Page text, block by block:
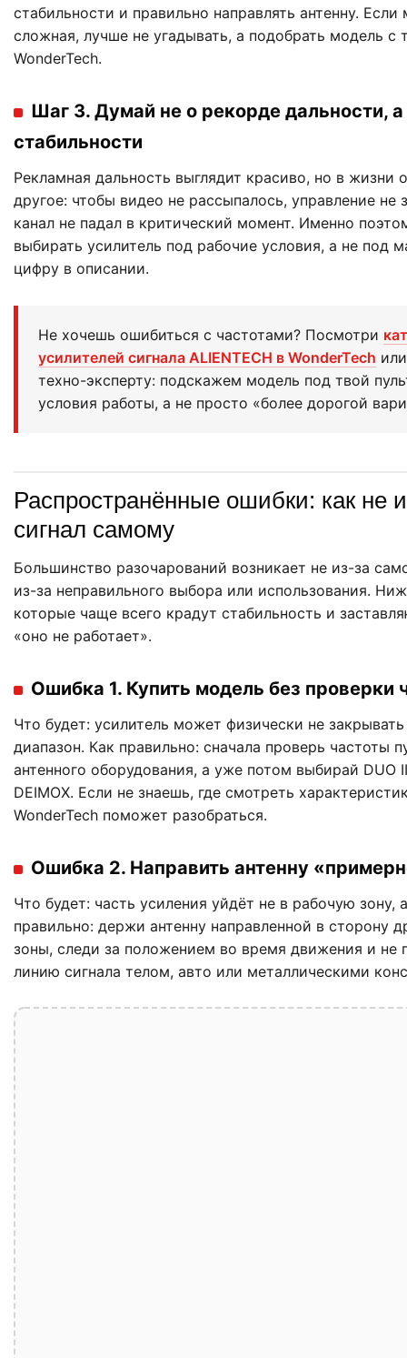
стабильности и правильно направлять антенну. Если
сложная, лучше не угадывать, а подобрать модель с
WonderTech.
Шаг 3. Думай не о рекорде дальности, а
стабильности
Рекламная дальность выглядит красиво, но в жизни
другое: чтобы видео не рассыпалось, управление не
канал не падал в критический момент. Именно
выбирать усилитель под рабочие условия, а не под
цифру в описании.
Не хочешь ошибиться с частотами? Посмотри
усилителей сигнала ALIENTECH в WonderTech
техно-эксперту: подскажем модель под твой
условия работы, а не просто «более дорогой
Распространённые ошибки: как не
сигнал самому
Большинство разочарований возникает не из-за
из-за неправильного выбора или использования.
которые чаще всего крадут стабильность и
«оно не работает».
Ошибка 1. Купить модель без проверки
Что будет: усилитель может физически не
диапазон. Как правильно: сначала проверь частоты
антенного оборудования, а уже потом выбирай DUO
DEIMOX. Если не знаешь, где смотреть
WonderTech поможет разобраться.
Ошибка 2. Направить антенну
Что будет: часть усиления уйдёт не в рабочую зону,
правильно: держи антенну направленной в сторону
зоны, следи за положением во время движения и не
линию сигнала телом, авто или металлическими